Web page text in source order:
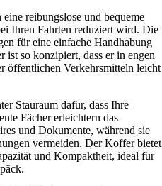
reibungslose und bequeme
Ihren Fahrten reduziert wird. Die
für eine einfache Handhabung
so konzipiert, dass er in engen
öffentlichen Verkehrsmitteln leicht
Stauraum dafür, dass Ihre
Fächer erleichtern das
und Dokumente, während sie
vermeiden. Der Koffer bietet
und Kompaktheit, ideal für